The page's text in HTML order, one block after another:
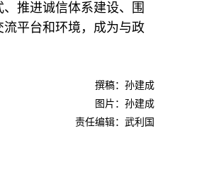
推进诚信体系建设、围
平台和环境，成为与政
撰稿：孙建成
图片：孙建成
责任编辑：武利国